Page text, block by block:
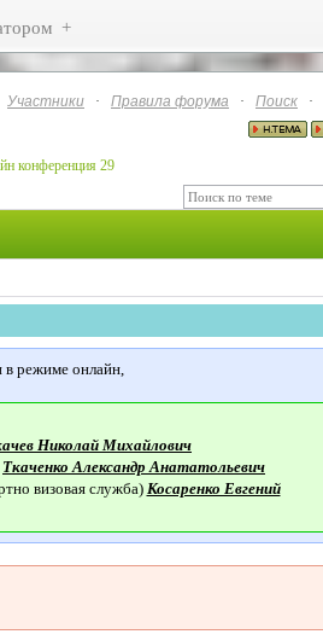
Участники · Правила форума · Поиск ·
конференция 29
в режиме онлайн,
Николай Михайлович
Ткаченко Александр Анататольевич
визовая служба) Косаренко Евгений